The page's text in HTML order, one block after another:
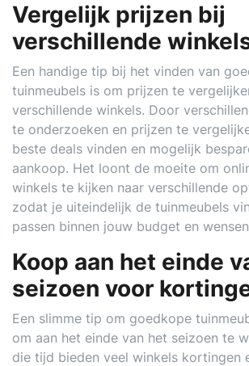
Vergelijk prijzen bij
verschillende
Een handige tip bij het vinden van
tuinmeubels is om prijzen te
verschillende winkels. Door
te onderzoeken en prijzen te
beste deals vinden en mogelijk
aankoop. Het loont de moeite om
winkels te kijken naar verschillende
zodat je uiteindelijk de tuinmeubels
passen binnen jouw budget en
Koop aan het einde
seizoen voor
Een slimme tip om goedkope
om aan het einde van het seizoen te
die tijd bieden veel winkels kortingen